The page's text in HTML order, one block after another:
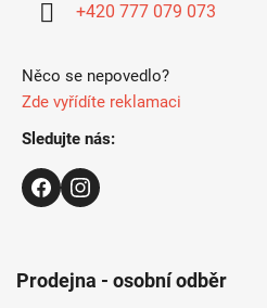
+420 777 079 073
Něco se nepovedlo?
Zde vyřídíte reklamaci
Sledujte nás:
Prodejna - osobní odběr